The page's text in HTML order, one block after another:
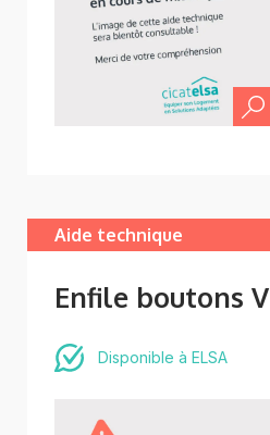
Aide technique
Enfile boutons
Disponible à ELSA